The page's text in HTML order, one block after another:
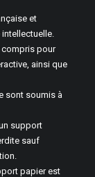
et
intellectuelle.
compris pour
ainsi que
sont soumis à
support
sauf
papier est